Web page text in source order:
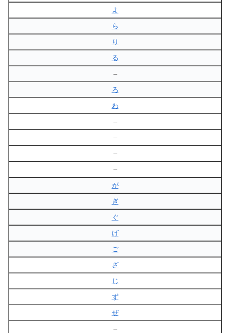
よ
ら
り
る
–
ろ
わ
–
–
–
–
が
ぎ
ぐ
げ
ご
ざ
じ
ず
ぜ
–